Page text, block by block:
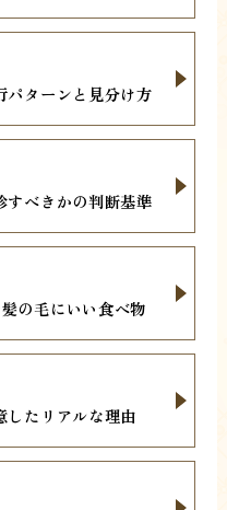
ターンと見分け方
べきかの判断基準
の毛にいい食べ物
たリアルな理由